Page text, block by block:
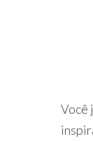
Você